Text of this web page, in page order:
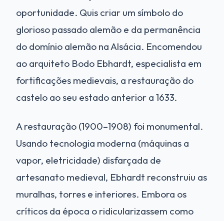
oportunidade. Quis criar um símbolo do
glorioso passado alemão e da permanência
do domínio alemão na Alsácia. Encomendou
ao arquiteto Bodo Ebhardt, especialista em
fortificações medievais, a restauração do
castelo ao seu estado anterior a 1633.
A restauração (1900–1908) foi monumental.
Usando tecnologia moderna (máquinas a
vapor, eletricidade) disfarçada de
artesanato medieval, Ebhardt reconstruiu as
muralhas, torres e interiores. Embora os
críticos da época o ridicularizassem como